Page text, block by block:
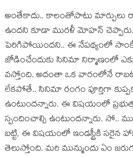
అంతేకాదు.. కాలంతోపాటు మార్పులు
ఉంద‌ని కూడా ముర‌ళీ మోహ‌న్ చెప్పారు.
పెరిగిపోయింద‌ని.. ఈ నేప‌థ్యంలో
జోడించేందుకు సినిమా నిర్మాణంలో
వ‌స్తోంది. అదంతా ఒక వారంలోనే
లేక‌పోతే.. సినిమా రంగం పూర్తిగా
ఉంటుంద‌న్నారు. ఈ విష‌యంలో
స్పందించాల్సి ఉంటుంద‌న్నారు. సో..
బ‌ట్టి, ఈ విష‌యంలో ఇండ‌స్ట్రీకి
తెలుస్తోంది. మ‌రి మున్ముందు ఏం